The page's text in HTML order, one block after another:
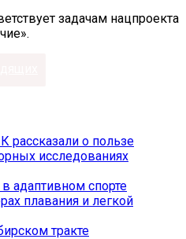
задачам нацпроекта
о пользе
исследованиях
адаптивном спорте
плавания и легкой
тракте